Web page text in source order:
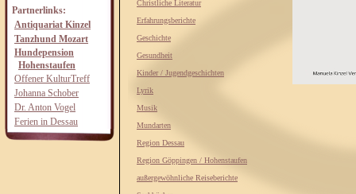
Partnerlinks:
Antiquariat Kinzel
Tanzhund Mozart
Hundepension
Hohenstaufen
Offener KulturTreff
Johanna Schober
Dr. Anton Vogel
Ferien in Dessau
Christliche Literatur
Erfahrungsberichte
Geschichte
Gesundheit
Kinder / Jugendgeschichten
Lyrik
Musik
Mundarten
Region Dessau
Region Göppingen / Hohenstaufen
außergewöhnliche Reiseberichte